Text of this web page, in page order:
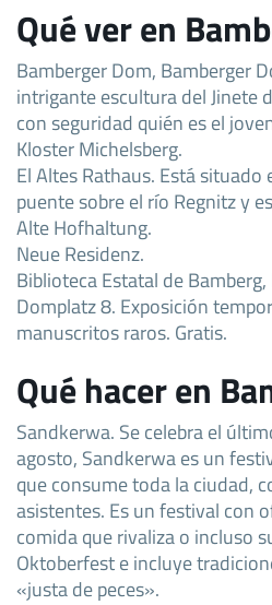
Qué ver en
Bamberger Dom, Bamberger
intrigante escultura del Jinete
con seguridad quién es el
Kloster Michelsberg.
El Altes Rathaus. Está situado
puente sobre el río Regnitz y
Alte Hofhaltung.
Neue Residenz.
Biblioteca Estatal de
Domplatz 8. Exposición
manuscritos raros. Gratis.
Qué hacer en
Sandkerwa. Se celebra el
agosto, Sandkerwa es un
que consume toda la ciudad,
asistentes. Es un festival con
comida que rivaliza o incluso
Oktoberfest e incluye
«justa de peces».